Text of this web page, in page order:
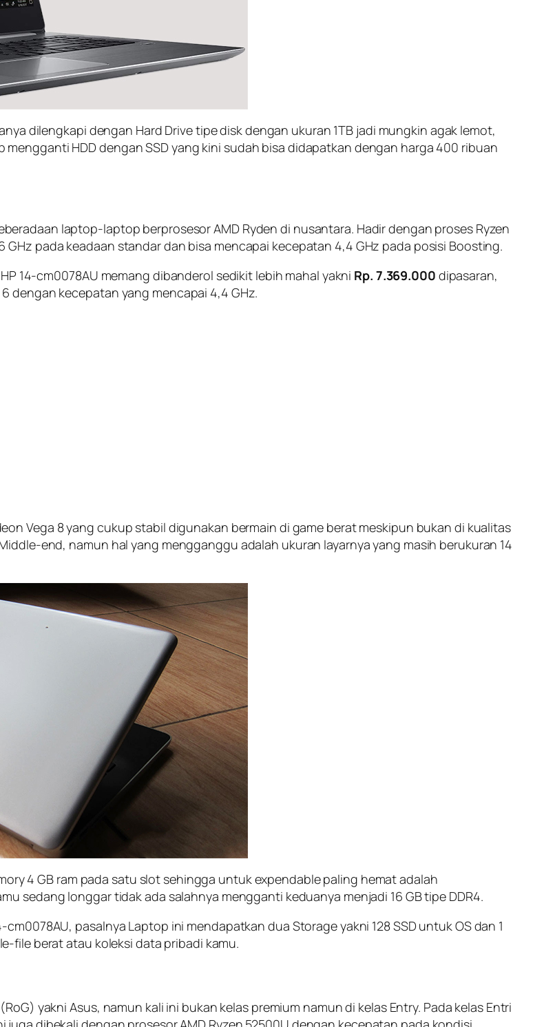
dilengkapi dengan Hard Drive tipe disk dengan ukuran 1TB jadi mungkin agak lemot,
HDD dengan SSD yang kini sudah bisa didapatkan dengan harga 400 ribuan
laptop-laptop berprosesor AMD Ryden di nusantara. Hadir dengan proses Ryzen
pada keadaan standar dan bisa mencapai kecepatan 4,4 GHz pada posisi Boosting.
14-cm0078AU memang dibanderol sedikit lebih mahal yakni Rp. 7.369.000 dipasaran,
dengan kecepatan yang mencapai 4,4 GHz.
Vega 8 yang cukup stabil digunakan bermain di game berat meskipun bukan di kualitas
end, namun hal yang mengganggu adalah ukuran layarnya yang masih berukuran 14
4 GB ram pada satu slot sehingga untuk expendable paling hemat adalah
sedang longgar tidak ada salahnya mengganti keduanya menjadi 16 GB tipe DDR4.
pasalnya Laptop ini mendapatkan dua Storage yakni 128 SSD untuk OS dan 1
file berat atau koleksi data pribadi kamu.
yakni Asus, namun kali ini bukan kelas premium namun di kelas Entry. Pada kelas Entri